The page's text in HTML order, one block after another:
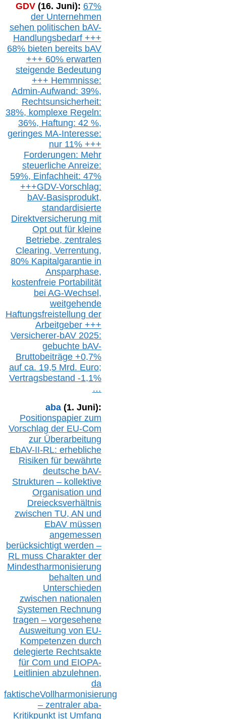
GDV (16. Juni): 67%
der Unternehmen
sehen politischen bAV-
Handlungsbedarf +++
68% bieten bereits bAV
+++ 60% erwarten
steigende Bedeutung
+++ Hemmnisse:
Admin-Aufwand: 39%,
Rechtsunsicherheit:
38%, komplexe Regeln:
36%, Haftung: 42 %,
geringes MA-Interesse:
nur 11% +++
Forderungen: Mehr
steuerliche Anreize:
59%, Einfachheit: 47%
+++GDV-Vorschlag:
bAV-Basisprodukt,
standardisierte
Direktversicherung mit
Opt outfür kleine
Betriebe, zentrales
Clearing, Verrentung,
80% Kapitalgarantie in
Ansparphase,
kostenfreie Portabilität
bei AG-Wechsel,
weitgehende
Haftungsfreistellung der
Arbeitgeber +++
Versicherer-bAV2025:
gebuchte bAV-
Bruttobeiträge +0,7%
auf ca. 19,5 Mrd. Euro;
Vertragsbestand -1,1%
…
aba(1. Juni):
Positionspapier zum
Vorschlag der EU-Com
zur Überarbeitung
EbAV-II-RL: erhebliche
Risiken für bewährte
deutsche bAV-
Strukturen – kollektive
Organisation und
Dreiecksverhältnis
zwischen TU, AN und
EbAV müssen
angemessen
berücksichtigt werden –
RL mussCharakter der
Mindestharmonisierung
behalten und
Unterschieden
zwischen nationalen
Systemen Rechnung
tragen – vorgesehene
Ausweitung von EU-
Kompetenzen durch
delegierte Rechtsakte
für Com und EIOPA-
Leitlinien abzulehnen,
da
faktischeVollharmonisierung
– zentraler aba-
Kritikpunkt ist Umfang